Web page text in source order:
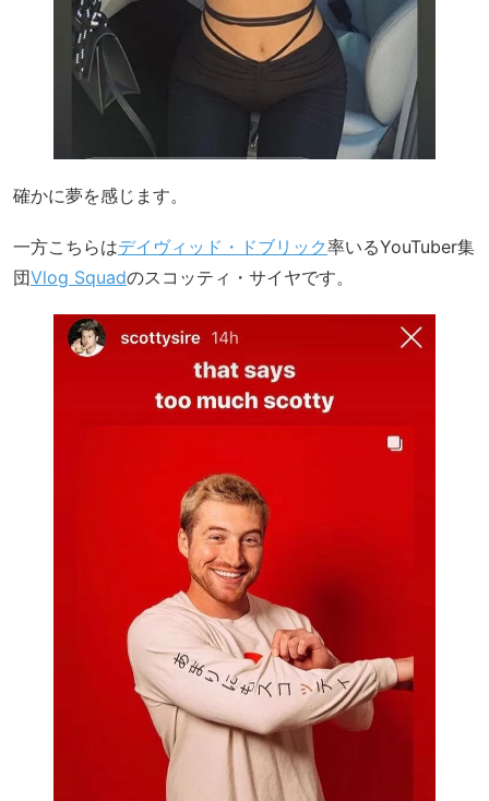
確かに夢を感じます。
一方こちらはデイヴィッド・ドブリック率いるYouTuber集
団Vlog Squadのスコッティ・サイヤです。